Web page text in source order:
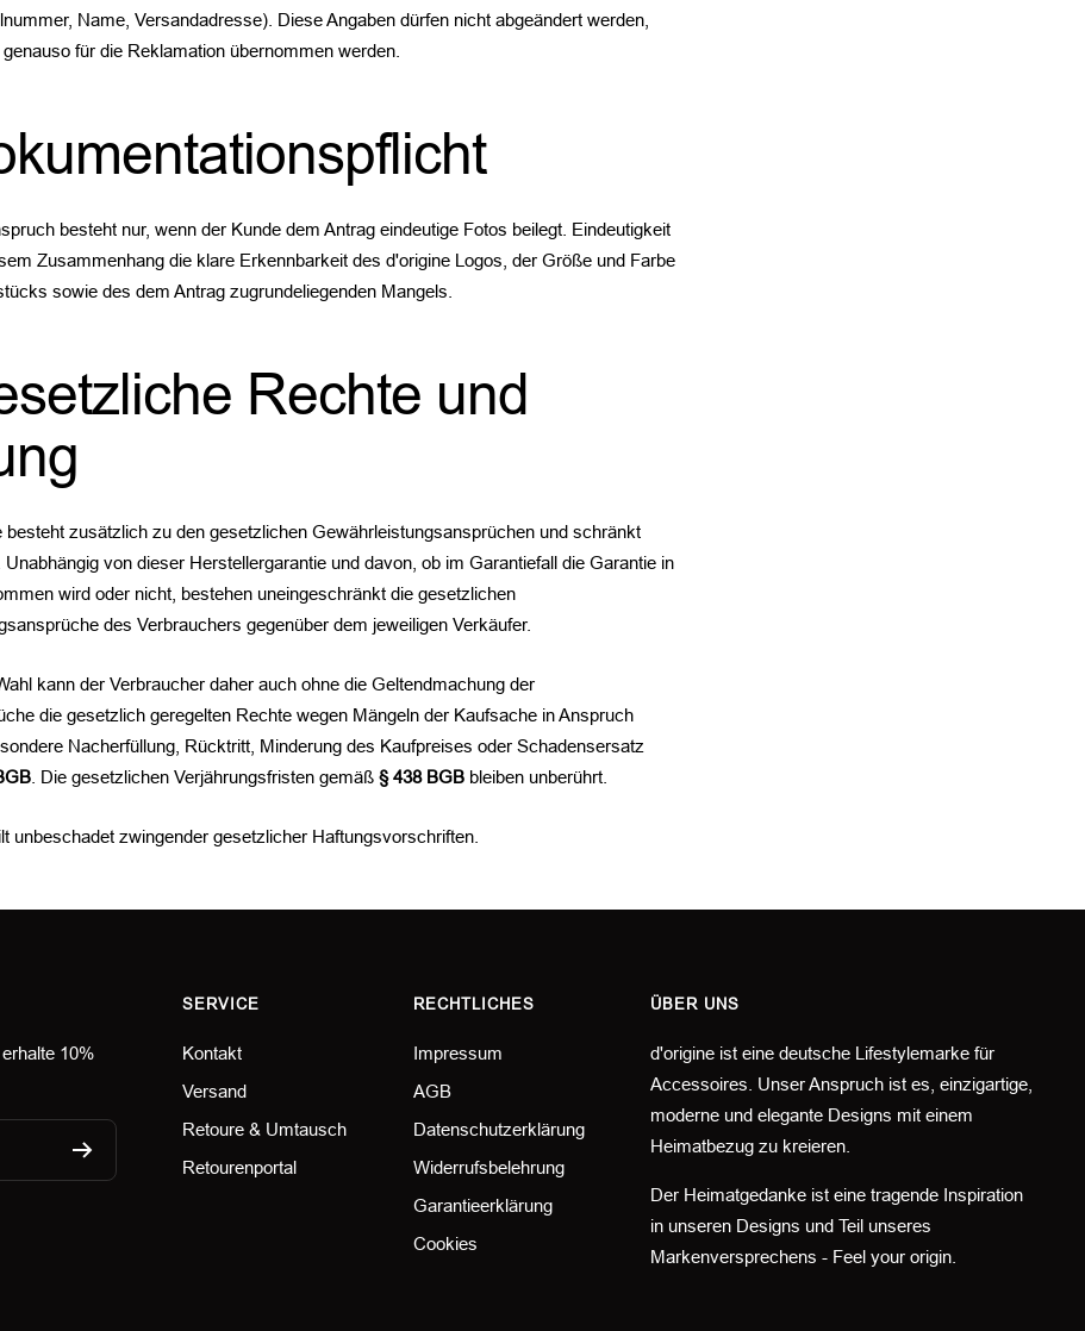
Name, Versandadresse). Diese Angaben dürfen nicht abgeändert werden,
für die Reklamation übernommen werden.
besteht nur, wenn der Kunde dem Antrag eindeutige Fotos beilegt. Eindeutigkeit
Zusammenhang die klare Erkennbarkeit des d'origine Logos, der Größe und Farbe
sowie des dem Antrag zugrundeliegenden Mangels.
Rechte und
besteht zusätzlich zu den gesetzlichen Gewährleistungsansprüchen und schränkt
Unabhängig von dieser Herstellergarantie und davon, ob im Garantiefall die Garantie in
wird oder nicht, bestehen uneingeschränkt die gesetzlichen
des Verbrauchers gegenüber dem jeweiligen Verkäufer.
kann der Verbraucher daher auch ohne die Geltendmachung der
die gesetzlich geregelten Rechte wegen Mängeln der Kaufsache in Anspruch
Nacherfüllung, Rücktritt, Minderung des Kaufpreises oder Schadensersatz
. Die gesetzlichen Verjährungsfristen gemäß § 438 BGB bleiben unberührt.
unbeschadet zwingender gesetzlicher Haftungsvorschriften.
10%
SERVICE
Kontakt
Versand
Retoure & Umtausch
Retourenportal
RECHTLICHES
Impressum
AGB
Datenschutzerklärung
Widerrufsbelehrung
Garantieerklärung
Cookies
ÜBER UNS
d'origine ist eine deutsche Lifestylemarke für
Accessoires. Unser Anspruch ist es, einzigartige,
moderne und elegante Designs mit einem
Heimatbezug zu kreieren.
Der Heimatgedanke ist eine tragende Inspiration
in unseren Designs und Teil unseres
Markenversprechens - Feel your origin.